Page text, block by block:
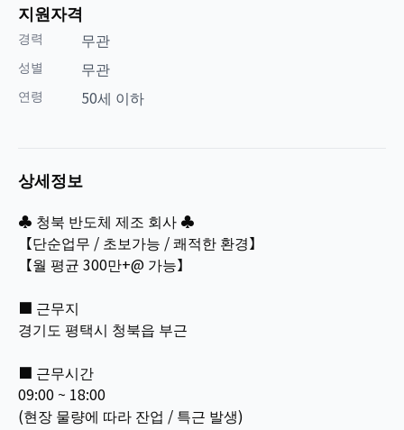
지원자격
경력 무관
성별 무관
연령 50세 이하
상세정보
♣ 청북 반도체 제조 회사 ♣
【단순업무 / 초보가능 / 쾌적한 환경】
【월 평균 300만+@ 가능】
■ 근무지
경기도 평택시 청북읍 부근
■ 근무시간
09:00 ~ 18:00
(현장 물량에 따라 잔업 / 특근 발생)